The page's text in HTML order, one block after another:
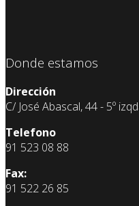
Donde estamos
Dirección
C/ José Abascal, 44 - 5º
Telefono
91 523 08 88
Fax:
91 522 26 85